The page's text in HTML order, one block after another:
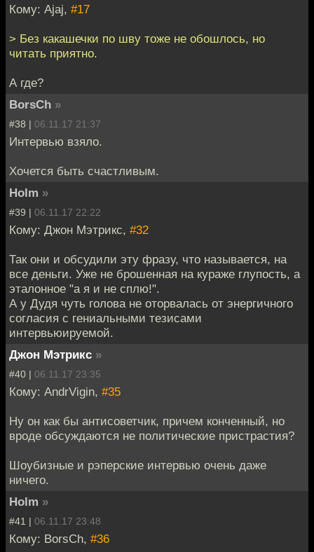
Кому: Ajaj, #17
> Без какашечки по шву тоже не обошлось, но
читать приятно.
А где?
BorsCh »
#38 | 06.11.17 21:37
Интервью взяло.
Хочется быть счастливым.
Holm »
#39 | 06.11.17 22:22
Кому: Джон Мэтрикс, #32
Так они и обсудили эту фразу, что называется, на
все деньги. Уже не брошенная на кураже глупость, а
эталонное "а я и не сплю!".
А у Дудя чуть голова не оторвалась от энергичного
согласия с гениальными тезисами
интервьюируемой.
Джон Мэтрикс »
#40 | 06.11.17 23:35
Кому: AndrVigin, #35
Ну он как бы антисоветчик, причем конченный, но
вроде обсуждаются не политические пристрастия?
Шоубизные и рэперские интервью очень даже
ничего.
Holm »
#41 | 06.11.17 23:48
Кому: BorsCh, #36